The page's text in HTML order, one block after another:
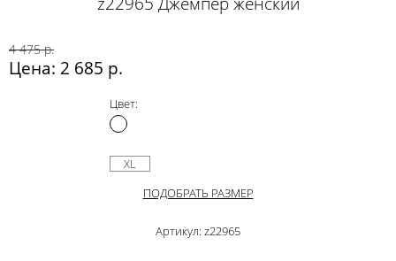
4 475 р.
Цена: 2 685 р.
Цвет:
XL
ПОДОБРАТЬ РАЗМЕР
Артикул: z22965